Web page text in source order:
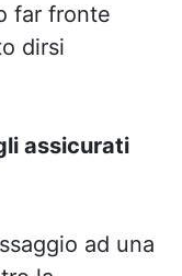
far fronte
dirsi
assicurati
ad una